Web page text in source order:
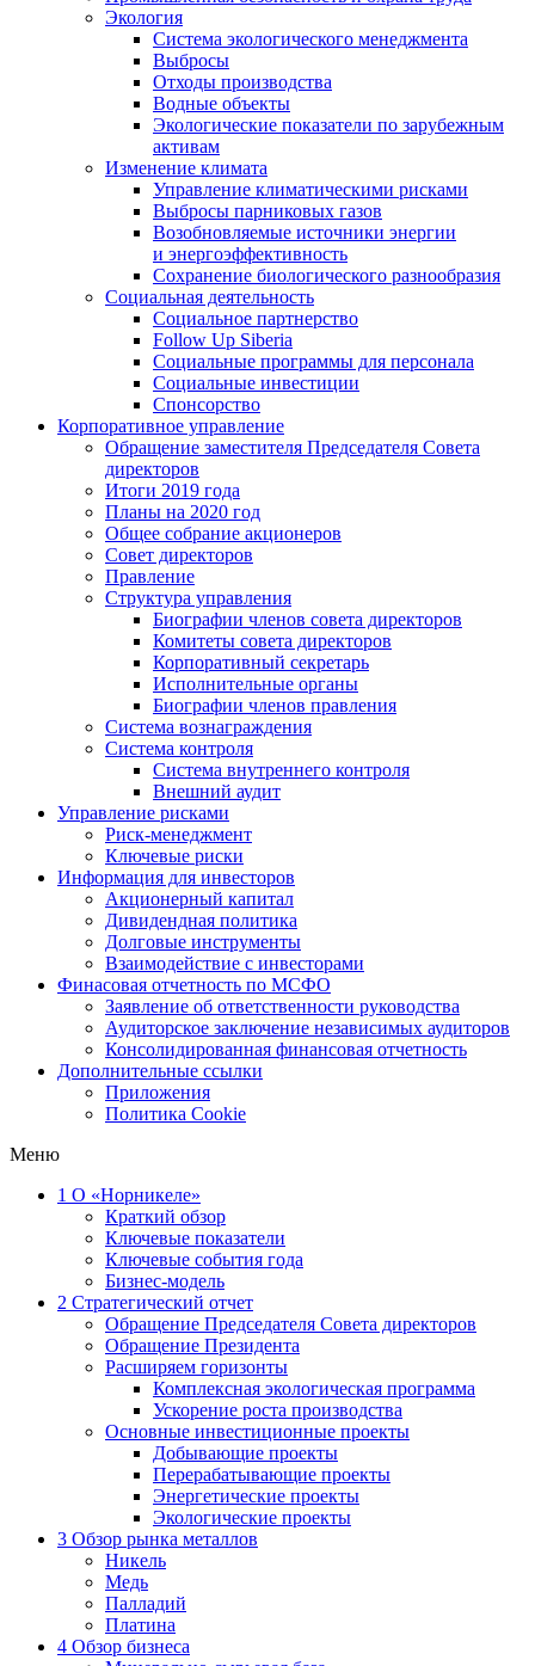
Экология
Система экологического менеджмента
Выбросы
Отходы производства
Водные объекты
Экологические показатели по зарубежным
активам
Изменение климата
Управление климатическими рисками
Выбросы парниковых газов
Возобновляемые источники энергии
и энергоэффективность
Сохранение биологического разнообразия
Социальная деятельность
Социальное партнерство
Follow Up Siberia
Социальные программы для персонала
Социальные инвестиции
Спонсорство
Корпоративное управление
Обращение заместителя Председателя Совета
директоров
Итоги 2019 года
Планы на 2020 год
Общее собрание акционеров
Совет директоров
Правление
Структура управления
Биографии членов совета директоров
Комитеты совета директоров
Корпоративный секретарь
Исполнительные органы
Биографии членов правления
Система вознаграждения
Система контроля
Система внутреннего контроля
Внешний аудит
Управление рисками
Риск-менеджмент
Ключевые риски
Информация для инвесторов
Акционерный капитал
Дивидендная политика
Долговые инструменты
Взаимодействие с инвеcторами
Финасовая отчетность по МСФО
Заявление об ответственности руководства
Аудиторское заключение независимых аудиторов
Консолидированная финансовая отчетность
Дополнительные ссылки
Приложения
Политика Cookie
Меню
1 О «Норникеле»
Краткий обзор
Ключевые показатели
Ключевые события года
Бизнес-модель
2 Стратегический отчет
Обращение Председателя Совета директоров
Обращение Президента
Расширяем горизонты
Комплексная экологическая программа
Ускорение роста производства
Основные инвестиционные проекты
Добывающие проекты
Перерабатывающие проекты
Энергетические проекты
Экологические проекты
3 Обзор рынка металлов
Никель
Медь
Палладий
Платина
4 Обзор бизнеса